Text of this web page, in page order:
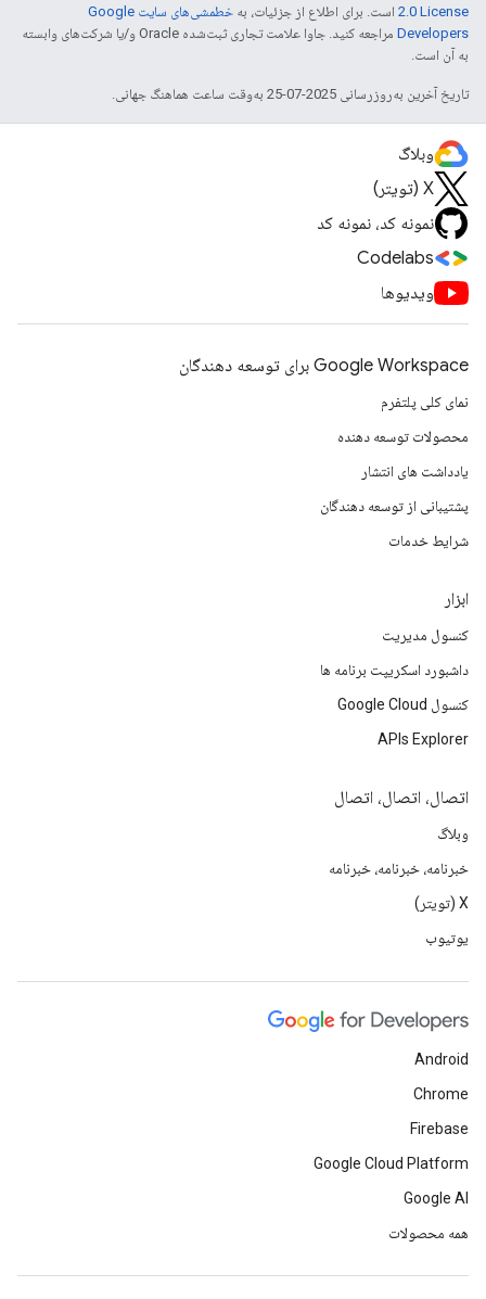
2.0 License است. برای اطلاع از جزئیات، به
خطمشی‌های سایت Google
Developers‏
مراجعه کنید. جاوا علامت تجاری ثبت‌شده Oracle و/یا شرکت‌های وابسته
به آن است.
تاریخ آخرین به‌روزرسانی 2025-07-25 به‌وقت ساعت هماهنگ جهانی.
وبلاگ
X (تویتر)
نمونه کد، نمونه کد
Codelabs
ویدیوها
Google Workspace برای توسعه دهندگان
نمای کلی پلتفرم
محصولات توسعه دهنده
یادداشت های انتشار
پشتیبانی از توسعه دهندگان
شرایط خدمات
ابزار
کنسول مدیریت
داشبورد اسکریپت برنامه ها
کنسول Google Cloud
APIs Explorer
اتصال، اتصال، اتصال
وبلاگ
خبرنامه، خبرنامه، خبرنامه
X (تویتر)
یوتیوب
Android
Chrome
Firebase
Google Cloud Platform
Google AI
همه محصولات